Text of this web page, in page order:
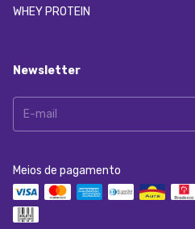
WHEY PROTEIN
Newsletter
Meios de pagamento